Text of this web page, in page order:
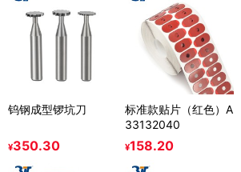
钨钢成型锣坑刀
¥350.30
标准款贴片（红色）A
33132040
¥158.20